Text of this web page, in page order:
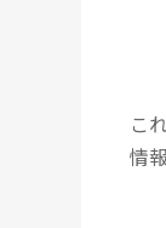
こ
情